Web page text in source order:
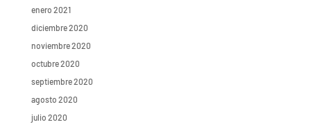
enero 2021
diciembre 2020
noviembre 2020
octubre 2020
septiembre 2020
agosto 2020
julio 2020